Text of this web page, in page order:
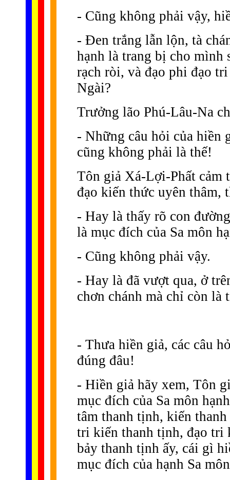
- Cũng không phải vậy,
- Ðen trắng lẫn lộn, tà
hạnh là trang bị cho mình
rạch ròi, và đạo phi đạo
Ngài?
Trưởng lão Phú-Lâu-Na
- Những câu hỏi của hiền
cũng không phải là thế!
Tôn giả Xá-Lợi-Phất cảm
đạo kiến thức uyên thâm,
- Hay là thấy rõ con
là mục đích của Sa môn
- Cũng không phải vậy.
- Hay là đã vượt qua, ở
chơn chánh mà chỉ còn
- Thưa hiền giả, các câu
đúng đâu!
- Hiền giả hãy xem, Tôn
mục đích của Sa môn
tâm thanh tịnh, kiến
tri kiến thanh tịnh, đạo tri
bảy thanh tịnh ấy, cái gì
mục đích của hạnh Sa